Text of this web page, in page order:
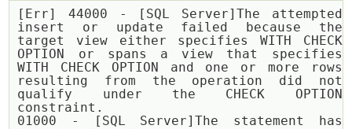
[Err] 44000 - [SQL Server]The attempted
insert or update failed because the
target view either specifies WITH CHECK
OPTION or spans a view that specifies
WITH CHECK OPTION and one or more rows
resulting from the operation did not
qualify under the CHECK OPTION
constraint.
01000 - [SQL Server]The statement has